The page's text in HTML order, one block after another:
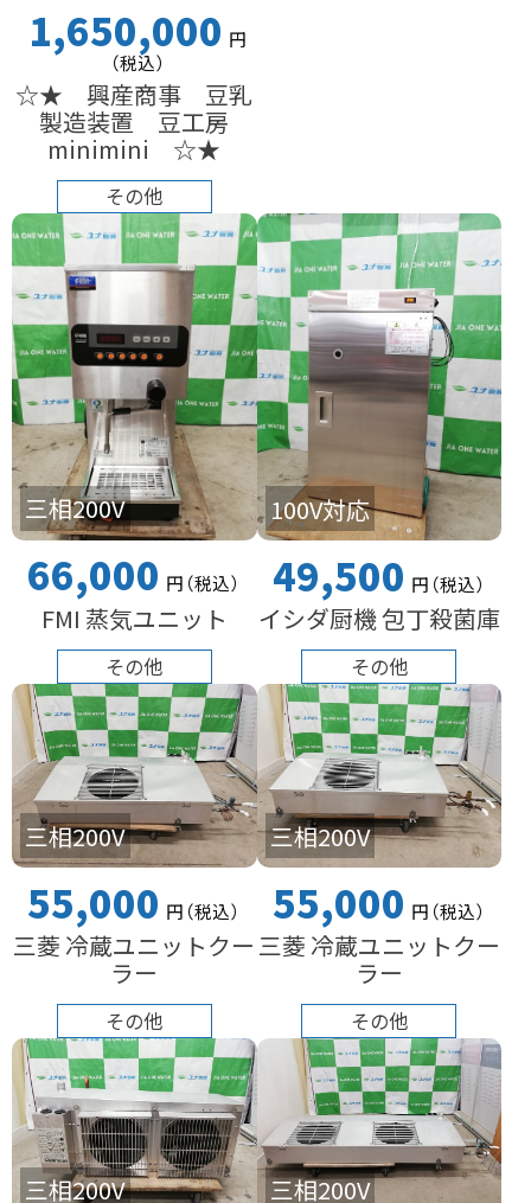
1,650,000 円
（税込）
☆★ 興産商事 豆乳
製造装置 豆工房
minimini ☆★
その他
三相200V
66,000 円（税込）
FMI 蒸気ユニット
その他
100V対応
49,500 円（税込）
イシダ厨機 包丁殺菌庫
その他
三相200V
55,000 円（税込）
三菱 冷蔵ユニットクー
ラー
その他
三相200V
55,000 円（税込）
三菱 冷蔵ユニットクー
ラー
その他
三相200V 三相200V